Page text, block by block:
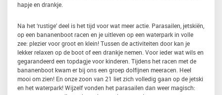
hapje en drankje.
Na het ‘rustige’ deel is het tijd voor wat meer actie. Parasailen, jetskiën,
op een bananenboot racen en je uitleven op een waterpark in volle
zee: plezier voor groot en klein! Tussen de activiteiten door kan je
lekker relaxen op de boot of een drankje nemen. Voor ieder wat wils en
gegarandeerd een topdagje voor kinderen. Tijdens het racen met de
bananenboot kwam er bij ons een groep dolfijnen meeracen. Heel
mooi om zien! En onze zoon van 21 liet zich volledig gaan op de jetski
en het waterpark! Wijzelf vonden het parasailen dan weer magisch: